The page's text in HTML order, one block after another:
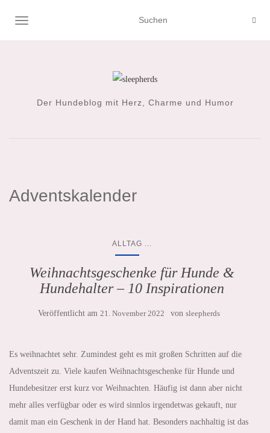
NAVIGATION UMSCHALTEN
Der Hundeblog mit Herz, Charme und Humor
Adventskalender
ALLTAG
Weihnachtsgeschenke für Hunde &
Hundehalter – 10 Inspirationen
Veröffentlicht am 21. November 2022 von sleepherds
Es weihnachtet sehr. Zumindest geht es mit großen Schritten auf die
Adventszeit zu. Viele kaufen Weihnachtsgeschenke für Hunde und
Hundebesitzer erst kurz vor Weihnachten. Häufig ist dann aber nicht
mehr alles verfügbar oder es wird sinnlos irgendetwas gekauft, nur
damit man ein Geschenk in der Hand hat. Besonders nachhaltig ist das